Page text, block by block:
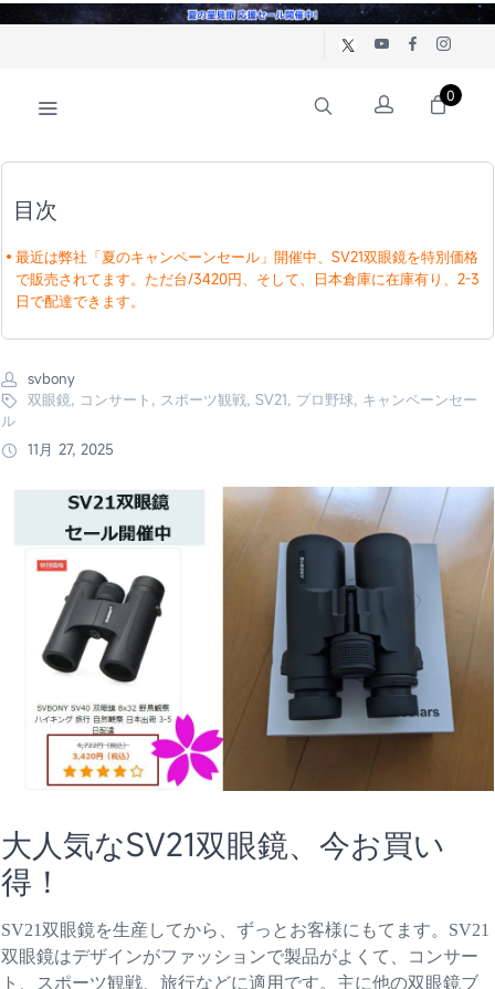
0
目次
最近は弊社「夏のキャンペーンセール」開催中、SV21双眼鏡を特別価格
で販売されてます。ただ台/3420円、そして、日本倉庫に在庫有り、2-3
日で配達できます。
svbony
双眼鏡, コンサート, スポーツ観戦, SV21, プロ野球, キャンペーンセー
ル
11月 27, 2025
大人気なSV21双眼鏡、今お買い
得！
SV21双眼鏡を生産してから、ずっとお客様にもてます。SV21
双眼鏡はデザインがファッションで製品がよくて、コンサー
ト、スポーツ観戦、旅行などに適用です。主に他の双眼鏡ブ